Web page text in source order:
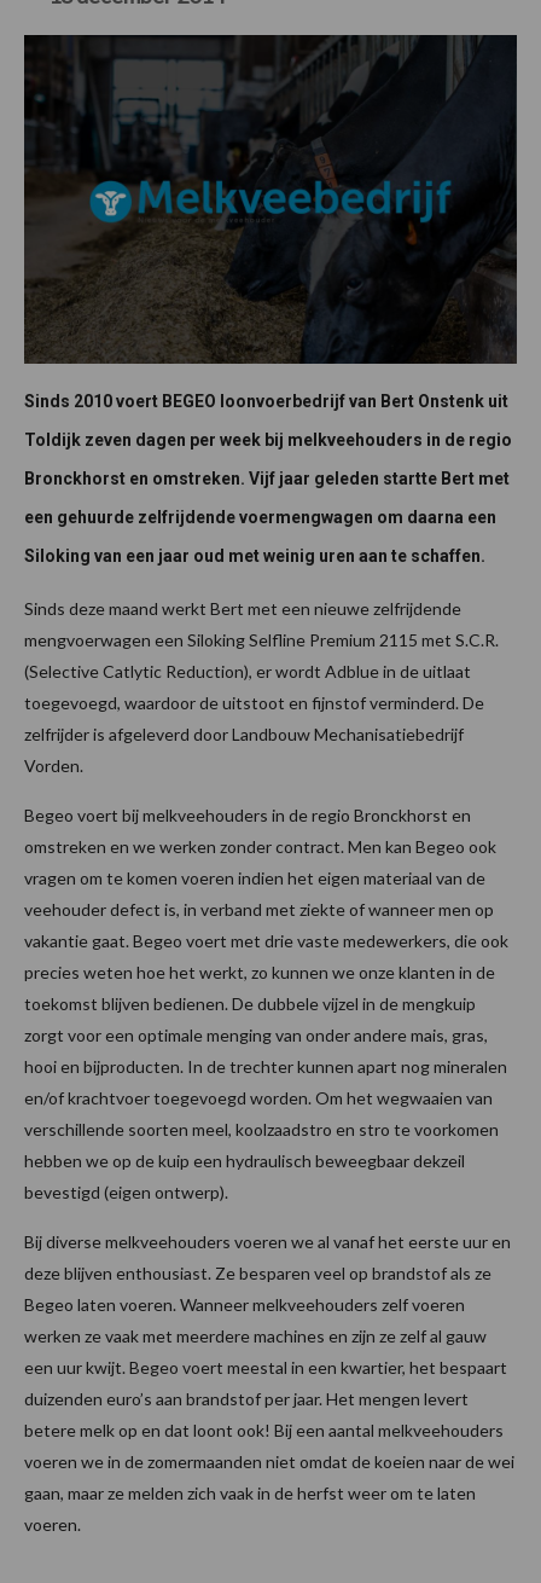
Sinds 2010 voert BEGEO loonvoerbedrijf van Bert Onstenk uit
Toldijk zeven dagen per week bij melkveehouders in de regio
Bronckhorst en omstreken. Vijf jaar geleden startte Bert met
een gehuurde zelfrijdende voermengwagen om daarna een
Siloking van een jaar oud met weinig uren aan te schaffen.
Sinds deze maand werkt Bert met een nieuwe zelfrijdende
mengvoerwagen een Siloking Selfline Premium 2115 met S.C.R.
(Selective Catlytic Reduction), er wordt Adblue in de uitlaat
toegevoegd, waardoor de uitstoot en fijnstof verminderd. De
zelfrijder is afgeleverd door Landbouw Mechanisatiebedrijf
Vorden.
Begeo voert bij melkveehouders in de regio Bronckhorst en
omstreken en we werken zonder contract. Men kan Begeo ook
vragen om te komen voeren indien het eigen materiaal van de
veehouder defect is, in verband met ziekte of wanneer men op
vakantie gaat. Begeo voert met drie vaste medewerkers, die ook
precies weten hoe het werkt, zo kunnen we onze klanten in de
toekomst blijven bedienen. De dubbele vijzel in de mengkuip
zorgt voor een optimale menging van onder andere mais, gras,
hooi en bijproducten. In de trechter kunnen apart nog mineralen
en/of krachtvoer toegevoegd worden. Om het wegwaaien van
verschillende soorten meel, koolzaadstro en stro te voorkomen
hebben we op de kuip een hydraulisch beweegbaar dekzeil
bevestigd (eigen ontwerp).
Bij diverse melkveehouders voeren we al vanaf het eerste uur en
deze blijven enthousiast. Ze besparen veel op brandstof als ze
Begeo laten voeren. Wanneer melkveehouders zelf voeren
werken ze vaak met meerdere machines en zijn ze zelf al gauw
een uur kwijt. Begeo voert meestal in een kwartier, het bespaart
duizenden euro’s aan brandstof per jaar. Het mengen levert
betere melk op en dat loont ook! Bij een aantal melkveehouders
voeren we in de zomermaanden niet omdat de koeien naar de wei
gaan, maar ze melden zich vaak in de herfst weer om te laten
voeren.